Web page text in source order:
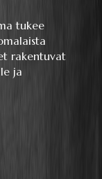
tukee
rakentuvat
ja